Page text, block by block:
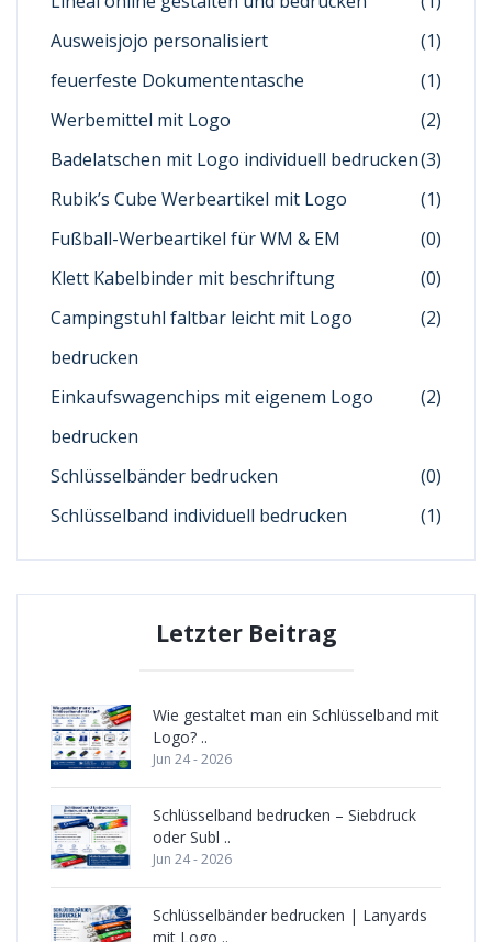
Ausweisjojo personalisiert
(1)
feuerfeste Dokumententasche
(1)
Werbemittel mit Logo
(2)
Badelatschen mit Logo individuell bedrucken(3)
Rubik’s Cube Werbeartikel mit Logo
(1)
Fußball-Werbeartikel für WM & EM
(0)
Klett Kabelbinder mit beschriftung
(0)
Campingstuhl faltbar leicht mit Logo
bedrucken
(2)
Einkaufswagenchips mit eigenem Logo
bedrucken
(2)
Schlüsselbänder bedrucken
(0)
Schlüsselband individuell bedrucken
(1)
Letzter Beitrag
Wie gestaltet man ein Schlüsselband mit
Logo? ..
Jun 24 - 2026
Schlüsselband bedrucken – Siebdruck
oder Subl ..
Jun 24 - 2026
Schlüsselbänder bedrucken | Lanyards
mit Logo ..